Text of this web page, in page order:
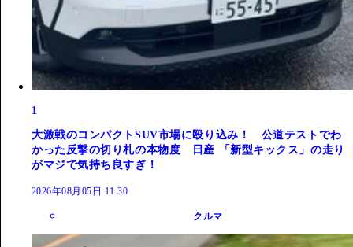
1
大激戦のコンパクトSUV市場に殴り込み！ 公道テストでわ
かった反撃の切り札の本物度 日産 「新型キックス」の走り
がマジで気持ち良すぎ！
2026年08月05日 11:30
クルマ